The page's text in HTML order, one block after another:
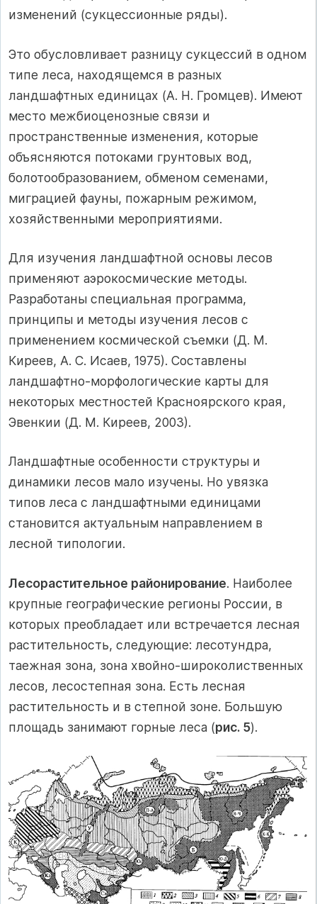
изменений (сукцессионные ряды).
Это обусловливает разницу сукцессий в одном
типе леса, находящемся в разных
ландшафтных единицах (А. Н. Громцев). Имеют
место межбиоценозные связи и
пространственные изменения, которые
объясняются потоками грунтовых вод,
болотообразованием, обменом семенами,
миграцией фауны, пожарным режимом,
хозяйственными мероприятиями.
Для изучения ландшафтной основы лесов
применяют аэрокосмические методы.
Разработаны специальная программа,
принципы и методы изучения лесов с
применением космической съемки (Д. М.
Киреев, А. С. Исаев, 1975). Составлены
ландшафтно-морфологические карты для
некоторых местностей Красноярского края,
Эвенкии (Д. М. Киреев, 2003).
Ландшафтные особенности структуры и
динамики лесов мало изучены. Но увязка
типов леса с ландшафтными единицами
становится актуальным направлением в
лесной типологии.
Лесорастительное районирование. Наиболее
крупные географические регионы России, в
которых преобладает или встречается лесная
растительность, следующие: лесотундра,
таежная зона, зона хвойно-широколиственных
лесов, лесостепная зона. Есть лесная
растительность и в степной зоне. Большую
площадь занимают горные леса (рис. 5).